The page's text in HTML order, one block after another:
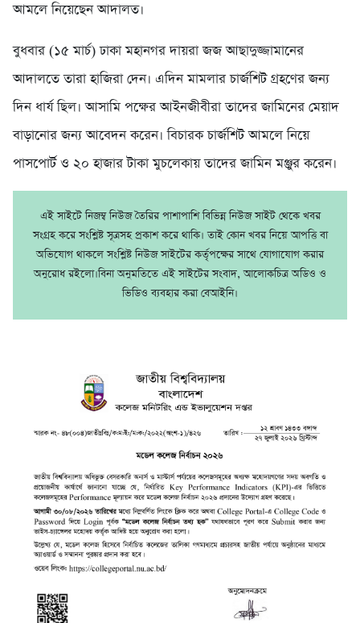
আমলে নিয়েছেন আদালত।
বুধবার (১৫ মার্চ) ঢাকা মহানগর দায়রা জজ আছাদুজ্জামানের
আদালতে তারা হাজিরা দেন। এদিন মামলার চার্জশিট গ্রহণের জন্য
দিন ধার্য ছিল। আসামি পক্ষের আইনজীবীরা তাদের জামিনের মেয়াদ
বাড়ানোর জন্য আবেদন করেন। বিচারক চার্জশিট আমলে নিয়ে
পাসপোর্ট ও ২০ হাজার টাকা মুচলেকায় তাদের জামিন মঞ্জুর করেন।
এই সাইটে নিজম্ব নিউজ তৈরির পাশাপাশি বিভিন্ন নিউজ সাইট থেকে খবর
সংগ্রহ করে সংশ্লিষ্ট সূত্রসহ প্রকাশ করে থাকি। তাই কোন খবর নিয়ে আপত্তি বা
অভিযোগ থাকলে সংশ্লিষ্ট নিউজ সাইটের কর্তৃপক্ষের সাথে যোগাযোগ করার
অনুরোধ রইলো।বিনা অনুমতিতে এই সাইটের সংবাদ, আলোকচিত্র অডিও ও
ভিডিও ব্যবহার করা বেআইনি।